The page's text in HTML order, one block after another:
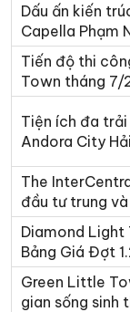
Dấu ấn kiến
Capella Phạm
Tiến độ thi
Town tháng 7/
Tiện ích đa
Andora City
The
đầu tư trung
Diamond Light
Bảng Giá Đợt
Green Little
gian sống sinh